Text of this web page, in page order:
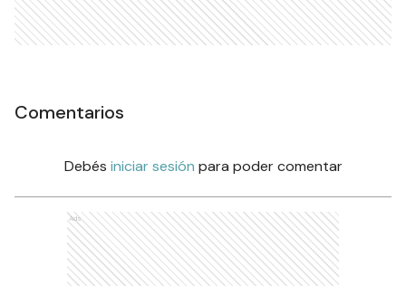
Comentarios
Debés iniciar sesión para poder comentar
Ads